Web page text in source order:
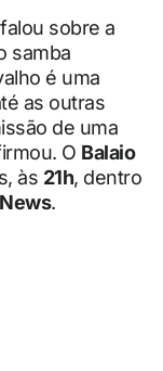
sobre a
samba
é uma
as outras
de uma
O Balaio
às 21h, dentro
.